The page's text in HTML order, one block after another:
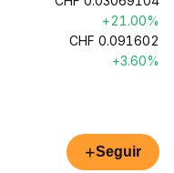
+21.00%
CHF 0.091602
+3.60%
+Seguir